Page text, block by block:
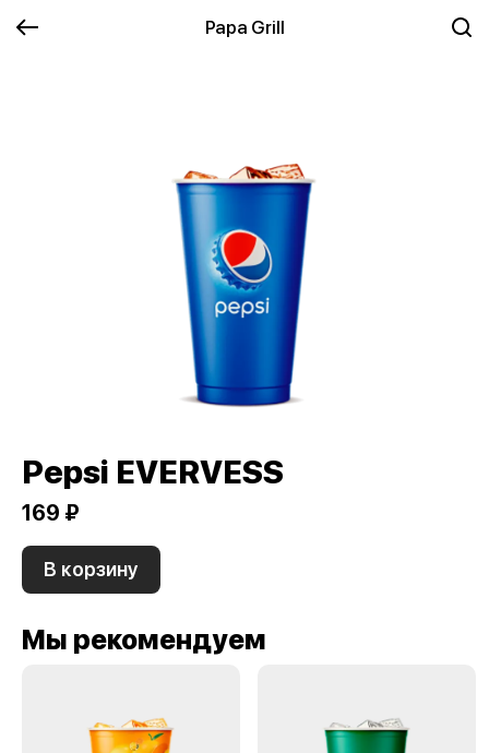
Papa Grill
Pepsi EVERVESS
169 ₽
В корзину
Мы рекомендуем